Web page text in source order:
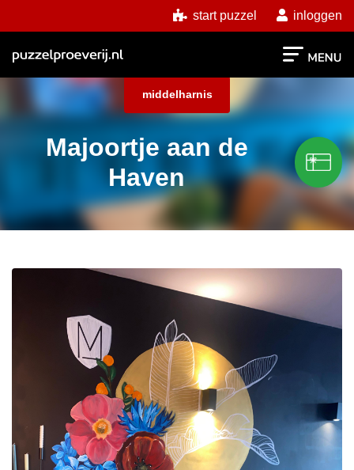
start puzzel inloggen
middelharnis
Majoortje aan de
Haven